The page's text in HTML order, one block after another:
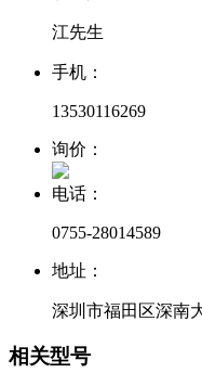
江先生
手机：
13530116269
询价：
电话：
0755-28014589
地址：
深圳市福田区深南
相关型号